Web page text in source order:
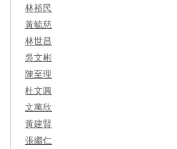
林裕民
黃毓慈
林世昌
吳文彬
陳至理
杜文圓
文萬欣
黃建賢
張繼仁